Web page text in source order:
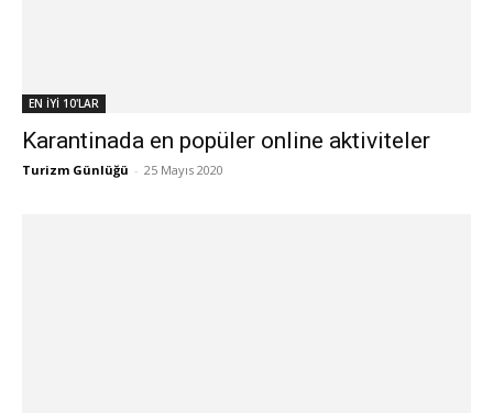
EN İYİ 10'LAR
Karantinada en popüler online aktiviteler
Turizm Günlüğü - 25 Mayıs 2020